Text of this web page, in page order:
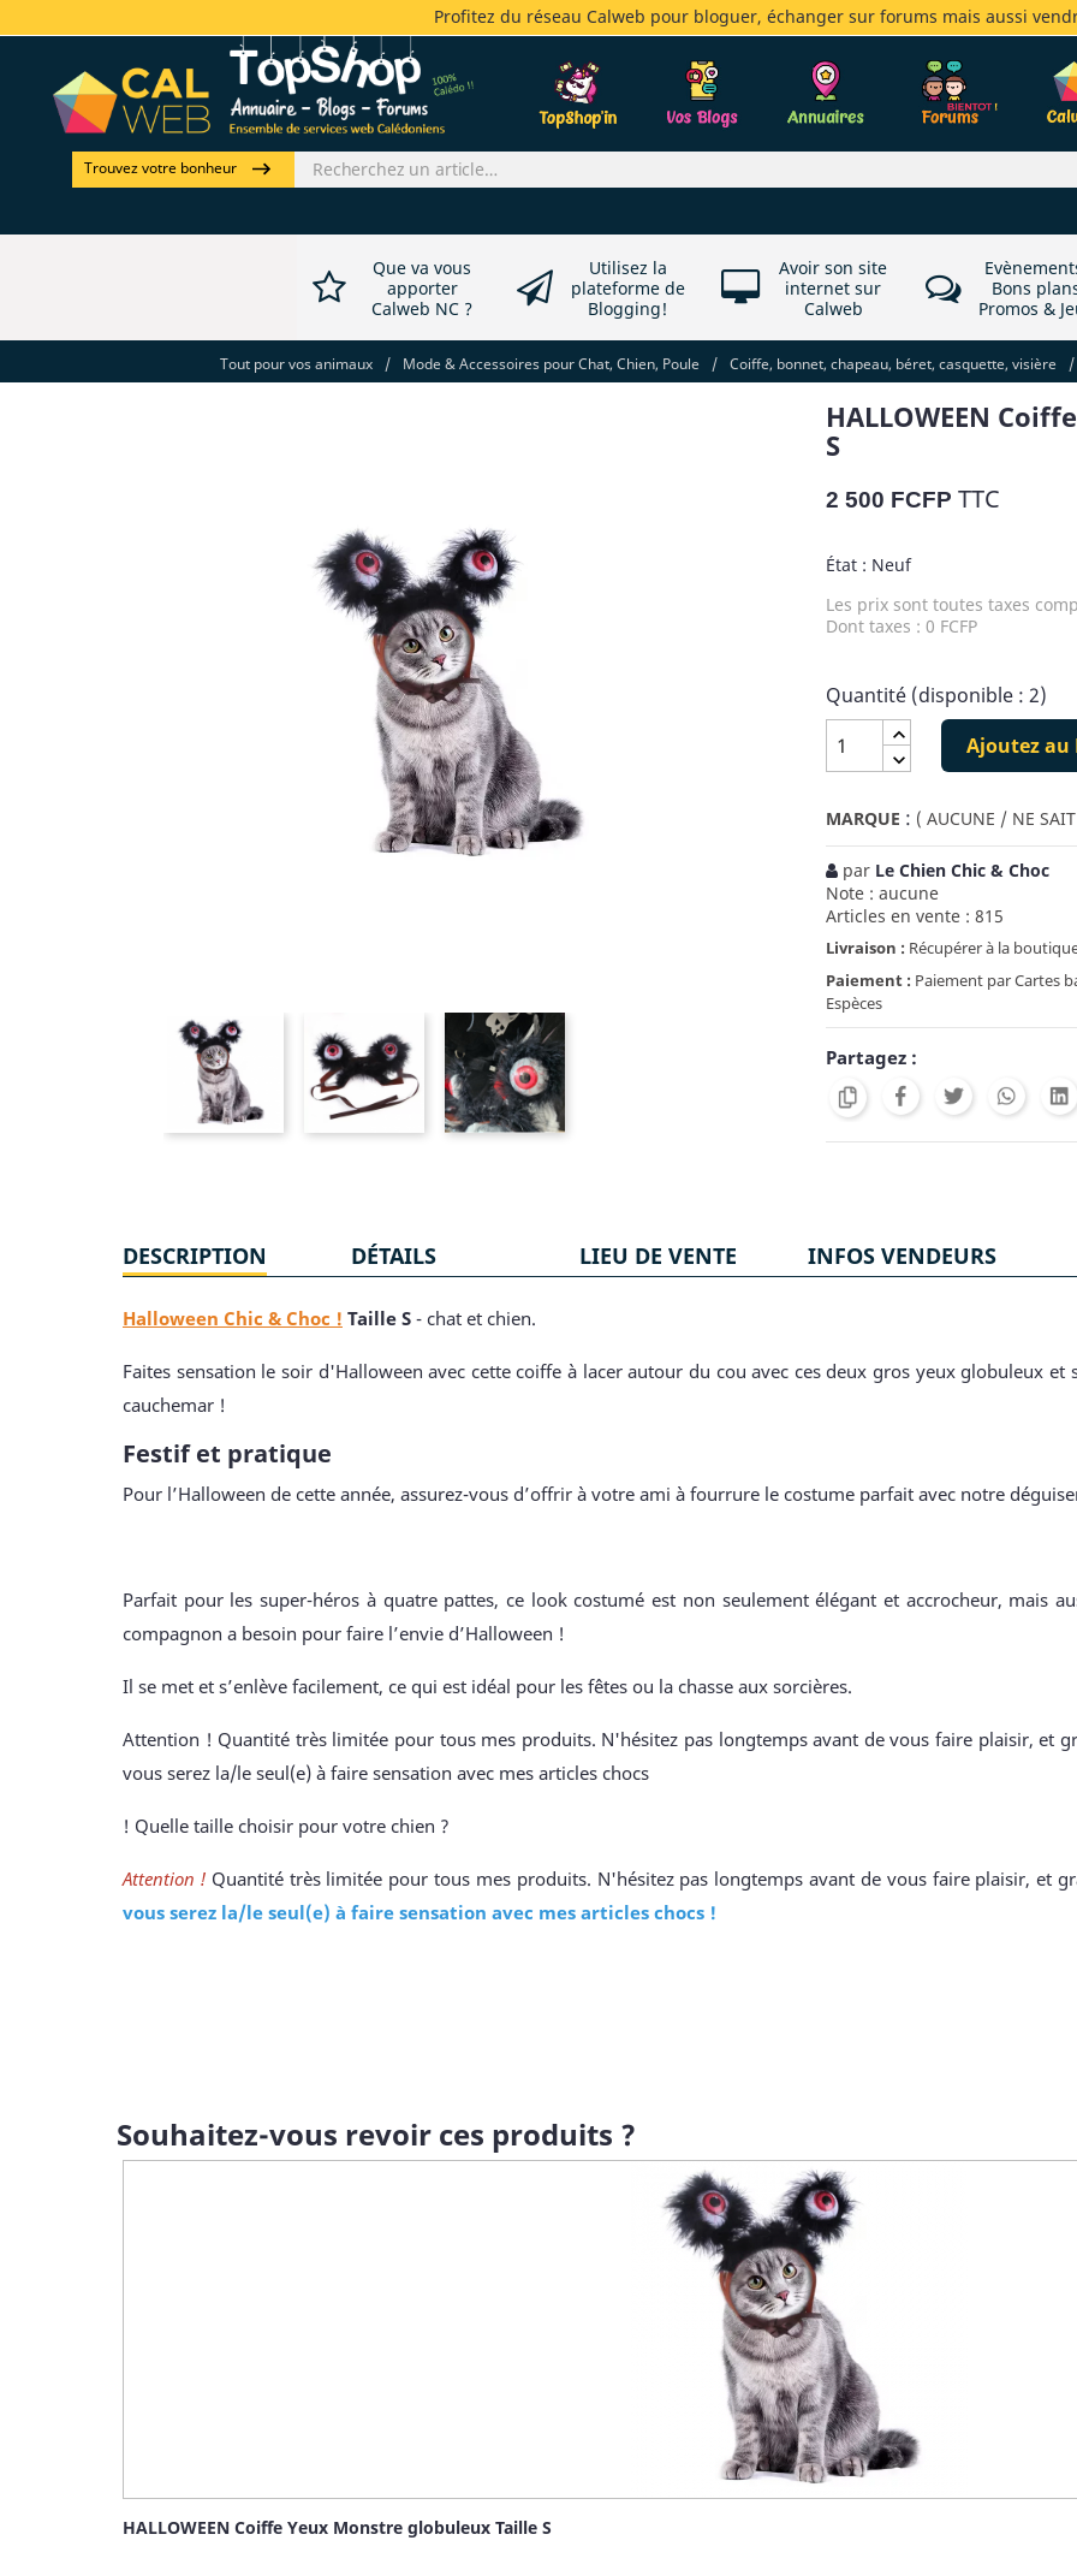
Profitez du réseau Calweb pour bloguer, échanger sur forums mais aussi
Trouvez votre bonheur
Que va vous
apporter
Calweb NC ?
Utilisez la
plateforme de
Blogging!
Avoir son site
internet sur
Calweb
Bons
Promos &
Tout pour vos animaux / Mode & Accessoires pour Chat, Chien, Poule / Coiffe, bonnet, chapeau, béret, casquette, visière /
HALLOWEEN
S
2 500 FCFP TTC
État : Neuf
Les prix sont toutes taxes
Dont taxes : 0 FCFP
Quantité (disponible : 2)
Ajoutez au
MARQUE : ( AUCUNE / NE
par Le Chien Chic & Choc
Note : aucune
Articles en vente : 815
Livraison : Récupérer à la
Paiement : Paiement par Cartes
Espèces
Partagez :
DESCRIPTION DÉTAILS LIEU DE VENTE INFOS VENDEURS
Halloween Chic & Choc ! Taille S - chat et chien.
Faites sensation le soir d'Halloween avec cette coiffe à lacer autour du cou avec ces deux gros yeux globuleux
cauchemar !
Festif et pratique
Pour l’Halloween de cette année, assurez-vous d’offrir à votre ami à fourrure le costume parfait avec notre
Parfait pour les super-héros à quatre pattes, ce look costumé est non seulement élégant et accrocheur, mais
compagnon a besoin pour faire l’envie d’Halloween !
Il se met et s’enlève facilement, ce qui est idéal pour les fêtes ou la chasse aux sorcières.
Attention ! Quantité très limitée pour tous mes produits. N'hésitez pas longtemps avant de vous faire plaisir, et
vous serez la/le seul(e) à faire sensation avec mes articles chocs
! Quelle taille choisir pour votre chien ?
Attention !Quantité très limitée pour tous mes produits. N'hésitez pas longtemps avant de vous faire plaisir, et
vous serez la/le seul(e) à faire sensation avec mes articles chocs !
Souhaitez-vous revoir ces produits ?
HALLOWEEN Coiffe Yeux Monstre globuleux Taille S